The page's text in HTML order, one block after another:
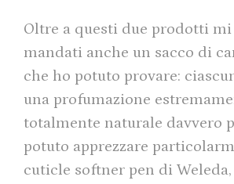
Oltre a questi due prodotti
mandati anche un sacco di
che ho potuto provare:
una profumazione
totalmente naturale davvero
potuto apprezzare
cuticle softner pen di